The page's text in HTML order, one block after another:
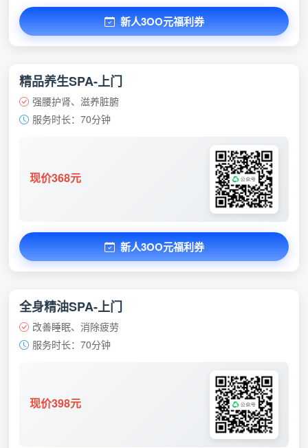
新人3OO元福利券
精品养生SPA-上门
强腰护肾、滋养脏腑
服务时长：70分钟
现价368元
新人3OO元福利券
全身精油SPA-上门
改善睡眠、消除疲劳
服务时长：70分钟
现价398元